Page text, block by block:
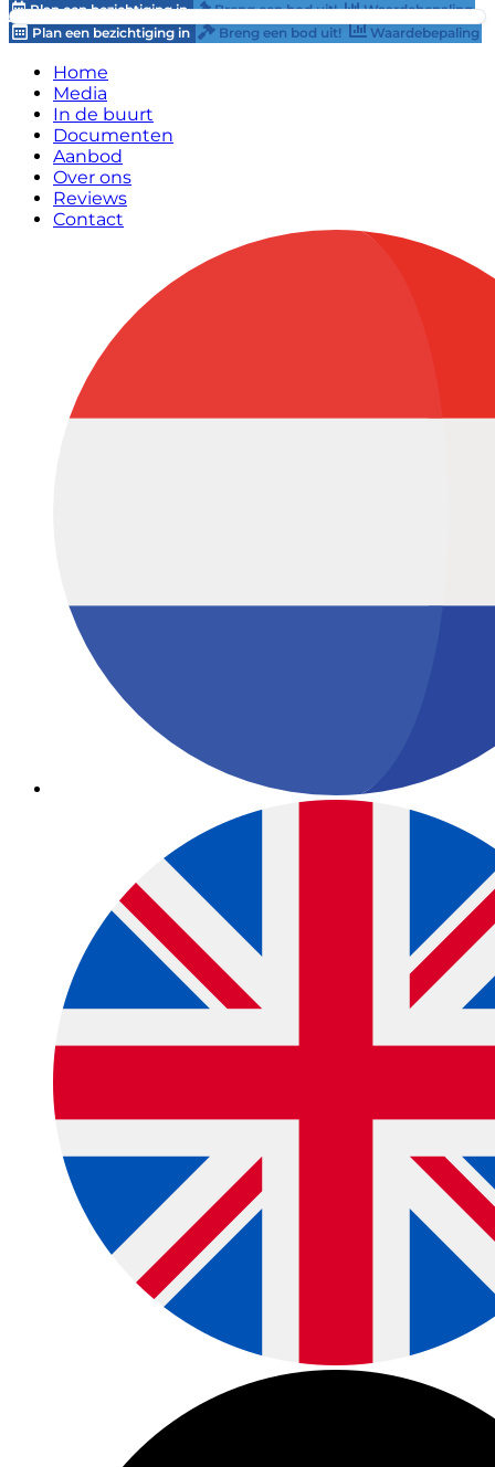
Plan een bezichtiging in Breng een bod uit!
Waardebepaling
Plan een bezichtiging in
Breng een bod uit! Waardebepaling
Home
Media
In de buurt
Documenten
Aanbod
Over ons
Reviews
Contact